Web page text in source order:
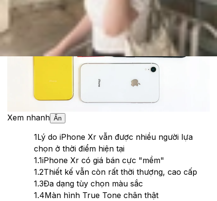
Xem nhanh Ẩn
1Lý do iPhone Xr vẫn được nhiều người lựa
chọn ở thời điểm hiện tại
1.1iPhone Xr có giá bán cực "mềm"
1.2Thiết kế vẫn còn rất thời thượng, cao cấp
1.3Đa dạng tùy chọn màu sắc
1.4Màn hình True Tone chân thật